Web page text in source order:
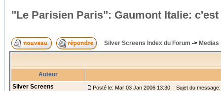
"Le Parisien Paris": Gaumont Italie: c'est
Silver Screens Index du Forum -> Medias
Auteur
Silver Screens
Posté le: Mar 03 Jan 2006 13:30 Sujet du